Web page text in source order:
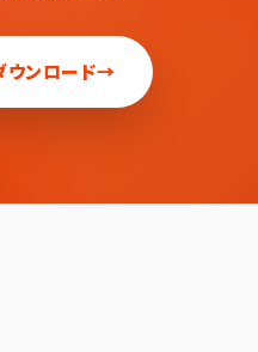
ウンロード→